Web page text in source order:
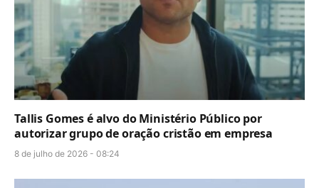
Tallis Gomes é alvo do Ministério Público por
autorizar grupo de oração cristão em empresa
8 de julho de 2026 - 08:24